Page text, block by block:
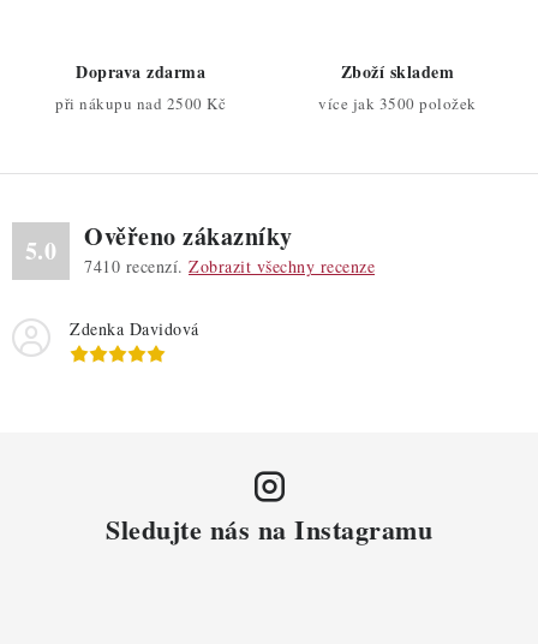
u
Doprava zdarma
při nákupu nad 2500 Kč
Zboží skladem
více jak 3500 položek
5.0 Ověřeno zákazníky
7410 recenzí. Zobrazit všechny recenze
Zdenka Davidová
Sledujte nás na Instagramu